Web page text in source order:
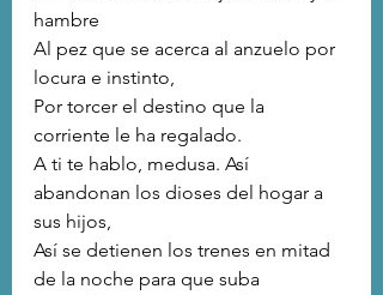
hambre
Al pez que se acerca al anzuelo por
locura e instinto,
Por torcer el destino que la
corriente le ha regalado.
A ti te hablo, medusa. Así
abandonan los dioses del hogar a
sus hijos,
Así se detienen los trenes en mitad
de la noche para que suba